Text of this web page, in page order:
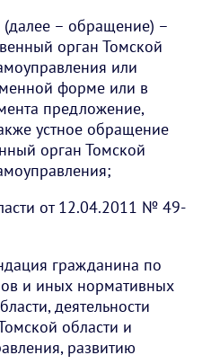
– обращение) –
орган Томской
или
форме или в
предложение,
устное обращение
орган Томской
от 12.04.2011 № 49-
гражданина по
и иных нормативных
деятельности
области и
развитию